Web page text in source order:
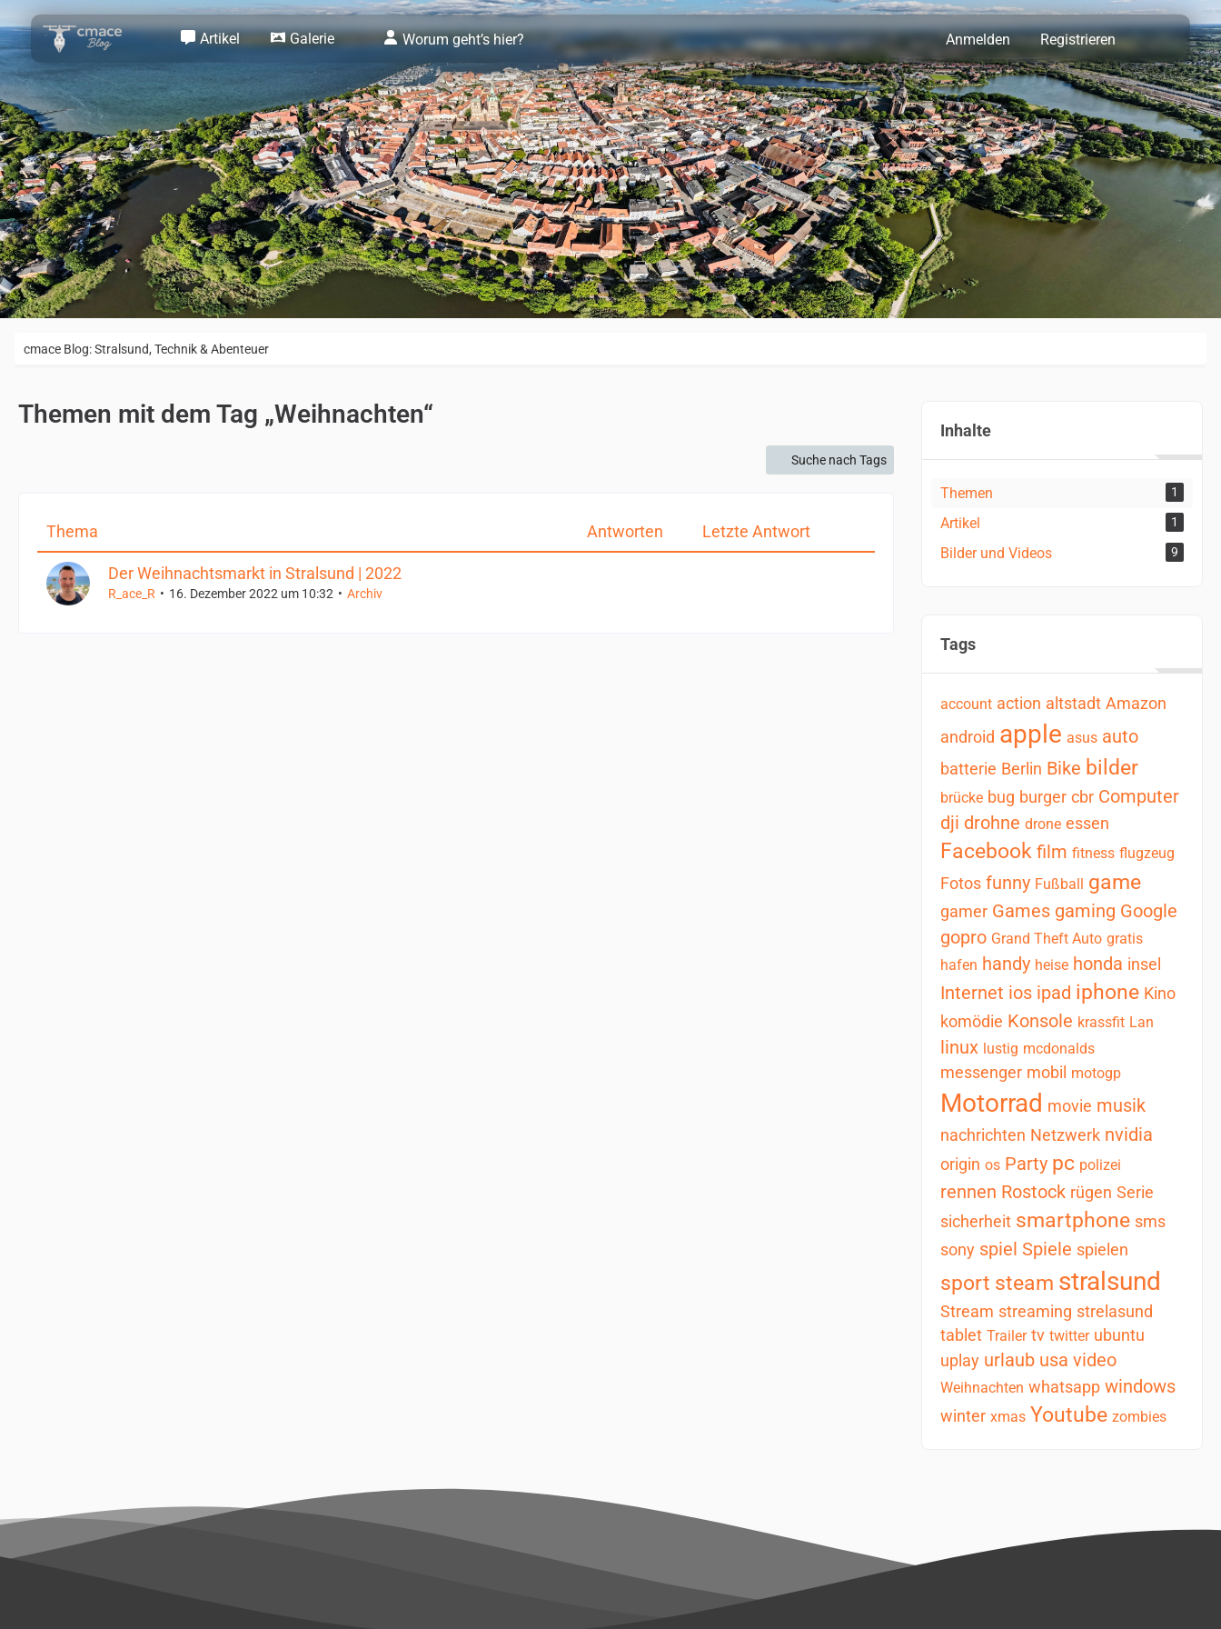
Artikel Galerie Worum geht’s hier? Anmelden Registrieren
cmace Blog: Stralsund, Technik & Abenteuer
Themen mit dem Tag „Weihnachten“
Suche nach Tags
Thema Antworten Letzte Antwort
Der Weihnachtsmarkt in Stralsund | 2022
R_ace_R 16. Dezember 2022 um 10:32 Archiv
Inhalte
Themen 1
Artikel 1
Bilder und Videos 9
Tags
account action altstadt Amazon
android apple asus auto
batterie Berlin Bike bilder
brücke bug burger cbr Computer
dji drohne drone essen
Facebook film fitness flugzeug
Fotos funny Fußball game
gamer Games gaming Google
gopro Grand Theft Auto gratis
hafen handy heise honda insel
Internet ios ipad iphone Kino
komödie Konsole krassfit Lan
linux lustig mcdonalds
messenger mobil motogp
Motorrad movie musik
nachrichten Netzwerk nvidia
origin os Party pc polizei
rennen Rostock rügen Serie
sicherheit smartphone sms
sony spiel Spiele spielen
sport steam stralsund
Stream streaming strelasund
tablet Trailer tv twitter ubuntu
uplay urlaub usa video
Weihnachten whatsapp windows
winter xmas Youtube zombies